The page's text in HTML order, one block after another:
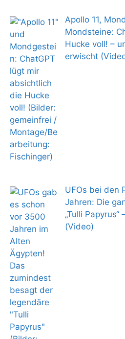
Apollo 11,
Mondsteine:
Hucke voll! –
erwischt
UFOs bei den
Jahren: Die
„Tulli
(Video)